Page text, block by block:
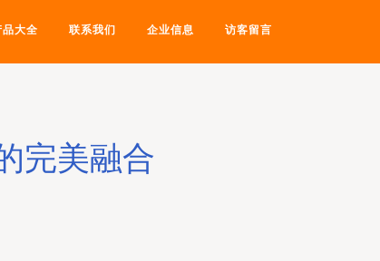
品大全 联系我们 企业信息 访客留言
完美融合